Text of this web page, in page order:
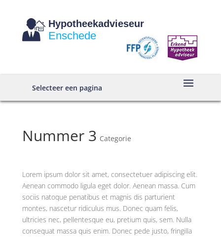
Hypotheekadvieseur
Enschede
Selecteer een pagina
Nummer 3 Categorie
Lorem ipsum dolor sit amet, consectetuer adipiscing elit.
Aenean commodo ligula eget dolor. Aenean massa. Cum
sociis natoque penatibus et magnis dis parturient
montes, nascetur ridiculus mus. Donec quam felis,
ultricies nec, pellentesque eu, pretium quis, sem. Nulla
consequat massa quis enim. Donec pede justo, fringilla